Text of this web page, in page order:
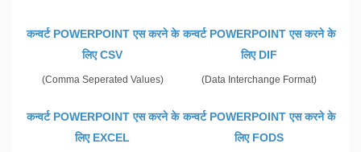
कन्वर्ट POWERPOINT एस करने के
लिए CSV
(Comma Seperated Values)
कन्वर्ट POWERPOINT एस करने के
लिए DIF
(Data Interchange Format)
कन्वर्ट POWERPOINT एस करने के
लिए EXCEL
कन्वर्ट POWERPOINT एस करने के
लिए FODS